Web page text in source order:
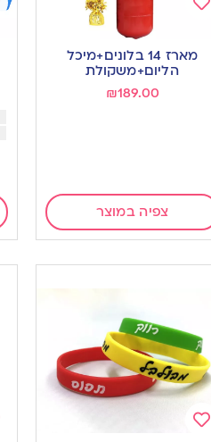
wishlist
מארז 14 בלונים+מיכל
הליום+משקולת
₪189.00
צפיה במוצר